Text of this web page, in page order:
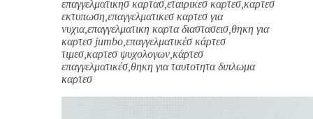
επαγγελματικησ καρτασ,εταιρικεσ καρτεσ,καρτεσ
εκτυπωση,επαγγελματικεσ καρτεσ για
νυχια,επαγγελματικη καρτα διαστασεισ,θηκη για
καρτεσ jumbo,επαγγελματικέσ κάρτεσ
τιμεσ,καρτεσ ψυχολογων,κάρτεσ
επαγγελματικέσ,θηκη για ταυτοτητα διπλωμα
καρτεσ